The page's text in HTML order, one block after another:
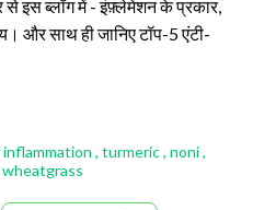
से इस ब्लॉग में - इंफ़्लेमेशन के प्रकार,
और साथ ही जानिए टॉप-5 एंटी-
, turmeric, noni,
wheatgrass